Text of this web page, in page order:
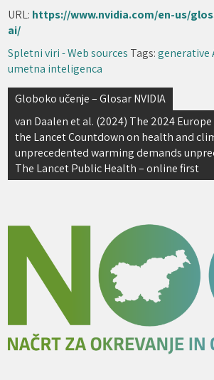
URL: https://www.nvidia.com/en-us/
ai/
Spletni viri - Web sources Tags:generative
umetna inteligenca
Navigacija
prispevka
Globoko učenje – Glosar NVIDIA
van Daalen et al. (2024) The 2024
the Lancet Countdown on health and
unprecedented warming demands
The Lancet Public Health – online first